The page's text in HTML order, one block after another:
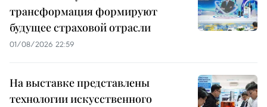
трансформация формируют
будущее страховой отрасли
01/08/2026 22:59
На выставке представлены
технологии искусственного